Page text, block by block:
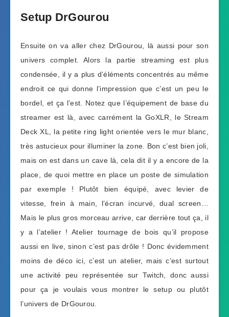
Setup DrGourou
Ensuite on va aller chez DrGourou, là aussi pour son
univers complet. Alors la partie streaming est plus
condensée, il y a plus d’éléments concentrés au même
endroit ce qui donne l’impression que c’est un peu le
bordel, et ça l’est. Notez que l’équipement de base du
streamer est là, avec carrément la GoXLR, le Stream
Deck XL, la petite ring light orientée vers le mur blanc,
très astucieux pour illuminer la zone. Bon c’est bien joli,
mais on est dans un cave là, cela dit il y a encore de la
place, de quoi mettre en place un poste de simulation
par exemple ! Plutôt bien équipé, avec levier de
vitesse, frein à main, l’écran incurvé, dual screen…
Mais le plus gros morceau arrive, car derrière tout ça, il
y a l’atelier ! Atelier tournage de bois qu’il propose
aussi en live, sinon c’est pas drôle ! Donc évidemment
moins de déco ici, c’est un atelier, mais c’est surtout
une activité peu représentée sur Twitch, donc aussi
pour ça je voulais vous montrer le setup ou plutôt
l’univers de DrGourou.